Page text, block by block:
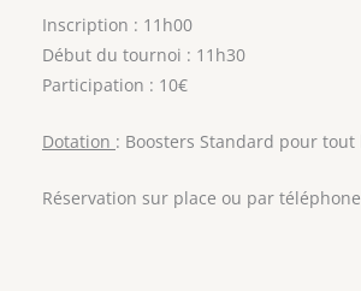
Inscription : 11h00
Début du tournoi : 11h30
Participation : 10€
Dotation : Boosters Standard pour tout
Réservation sur place ou par